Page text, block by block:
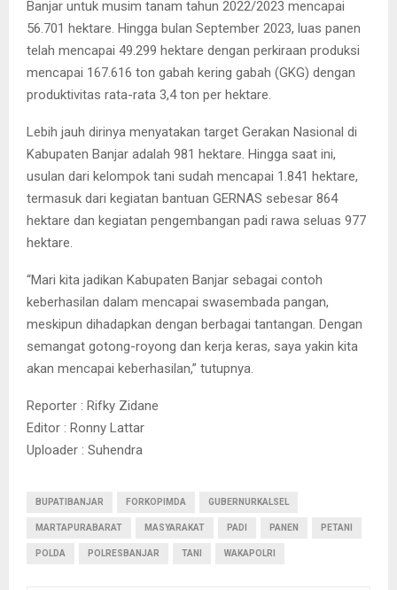
Banjar untuk musim tanam tahun 2022/2023 mencapai
56.701 hektare. Hingga bulan September 2023, luas panen
telah mencapai 49.299 hektare dengan perkiraan produksi
mencapai 167.616 ton gabah kering gabah (GKG) dengan
produktivitas rata-rata 3,4 ton per hektare.
Lebih jauh dirinya menyatakan target Gerakan Nasional di
Kabupaten Banjar adalah 981 hektare. Hingga saat ini,
usulan dari kelompok tani sudah mencapai 1.841 hektare,
termasuk dari kegiatan bantuan GERNAS sebesar 864
hektare dan kegiatan pengembangan padi rawa seluas 977
hektare.
“Mari kita jadikan Kabupaten Banjar sebagai contoh
keberhasilan dalam mencapai swasembada pangan,
meskipun dihadapkan dengan berbagai tantangan. Dengan
semangat gotong-royong dan kerja keras, saya yakin kita
akan mencapai keberhasilan,” tutupnya.
Reporter : Rifky Zidane
Editor : Ronny Lattar
Uploader : Suhendra
BUPATIBANJAR FORKOPIMDA GUBERNURKALSEL
MARTAPURABARAT MASYARAKAT PADI PANEN PETANI
POLDA POLRESBANJAR TANI WAKAPOLRI